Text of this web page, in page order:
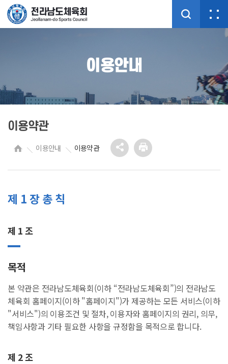
이용안내
이용약관
이용안내 이용약관
제 1 장 총 칙
제 1 조
목적
본 약관은 전라남도체육회(이하 “전라남도체육회”)의 전라남도
체육회 홈페이지(이하 "홈페이지")가 제공하는 모든 서비스(이하
"서비스")의 이용조건 및 절차, 이용자와 홈페이지의 권리, 의무,
책임사항과 기타 필요한 사항을 규정함을 목적으로 합니다.
제 2 조